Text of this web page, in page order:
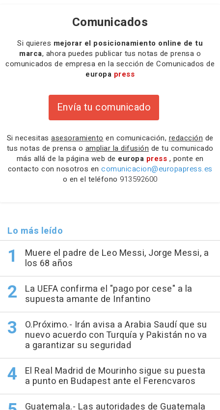
Comunicados
Si quieres mejorar el posicionamiento online de tu
marca, ahora puedes publicar tus notas de prensa o
comunicados de empresa en la sección de Comunicados de
europa press
Envía tu comunicado
Si necesitas asesoramiento en comunicación, redacción de
tus notas de prensa o ampliar la difusión de tu comunicado
más allá de la página web de europa press , ponte en
contacto con nosotros en comunicacion@europapress.es
o en el teléfono 913592600
Lo más leído
Muere el padre de Leo Messi, Jorge Messi, a
los 68 años
La UEFA confirma el "pago por cese" a la
supuesta amante de Infantino
O.Próximo.- Irán avisa a Arabia Saudí que su
nuevo acuerdo con Turquía y Pakistán no va
a garantizar su seguridad
El Real Madrid de Mourinho sigue su puesta
a punto en Budapest ante el Ferencvaros
Guatemala.- Las autoridades de Guatemala